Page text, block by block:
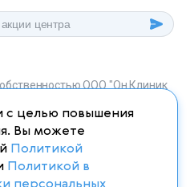
ООО "Он Клиник
со статьей 1259
с целью повышения
Вы можете
Политикой
Политикой в